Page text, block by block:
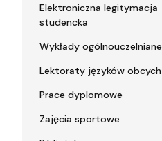
Elektroniczna legitymacja
studencka
Wykłady ogólnouczelniane
Lektoraty języków obcych
Prace dyplomowe
Zajęcia sportowe